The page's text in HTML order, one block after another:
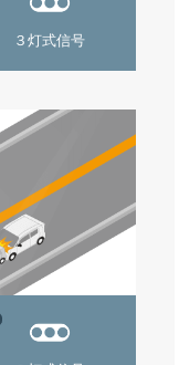
３灯式信号